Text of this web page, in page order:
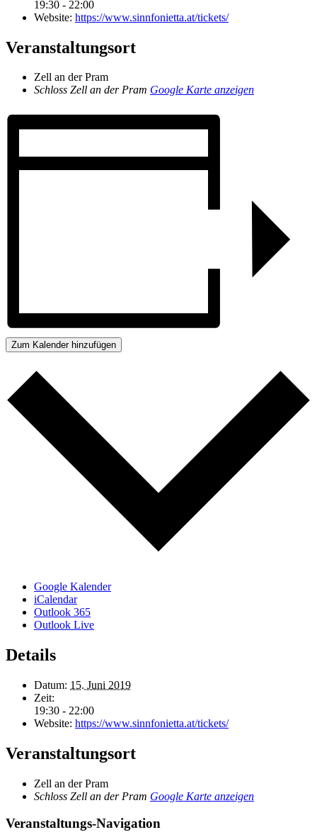
19:30 - 22:00
Website: https://www.sinnfonietta.at/tickets/
Veranstaltungsort
Zell an der Pram
Schloss Zell an der Pram Google Karte anzeigen
Zum Kalender hinzufügen
Google Kalender
iCalendar
Outlook 365
Outlook Live
Details
Datum: 15. Juni 2019
Zeit:
19:30 - 22:00
Website: https://www.sinnfonietta.at/tickets/
Veranstaltungsort
Zell an der Pram
Schloss Zell an der Pram Google Karte anzeigen
Veranstaltungs-Navigation